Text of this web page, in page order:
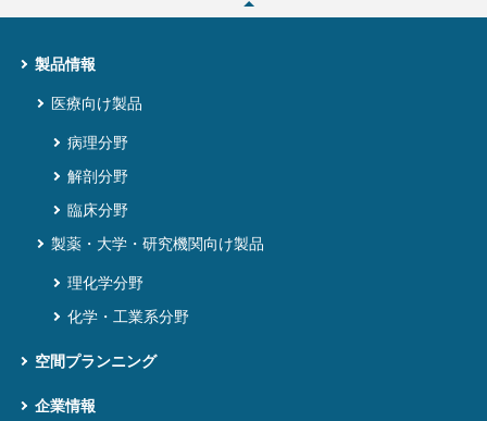
製品情報
医療向け製品
病理分野
解剖分野
臨床分野
製薬・大学・研究機関向け製品
理化学分野
化学・工業系分野
空間プランニング
企業情報